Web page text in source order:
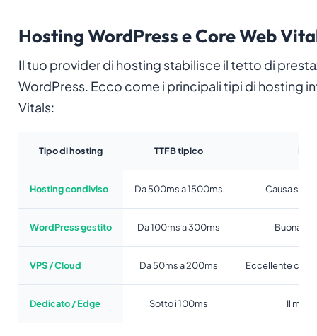
Hosting WordPress e Core Web
Il tuo provider di hosting stabilisce il tetto di
WordPress. Ecco come i principali tipi di hosting
Vitals:
Tipo di hosting TTFB tipico
Hosting condiviso Da 500ms a 1500ms Causa
WordPress gestito Da 100ms a 300ms Buona
VPS / Cloud Da 50ms a 200ms Eccellente con
Dedicato / Edge Sotto i 100ms Il